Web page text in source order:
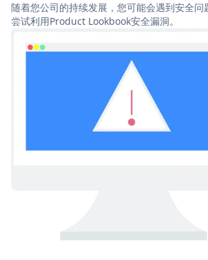
随着您公司的持续发展，您可能会遇到安全问
尝试利用Product Lookbook安全漏洞。